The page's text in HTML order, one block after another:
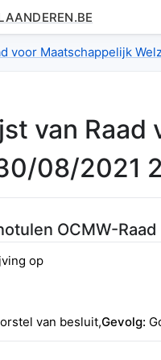
voor Maatschappelijk
van Raad
08/2021
OCMW-
op
van besluit,Gevolg: